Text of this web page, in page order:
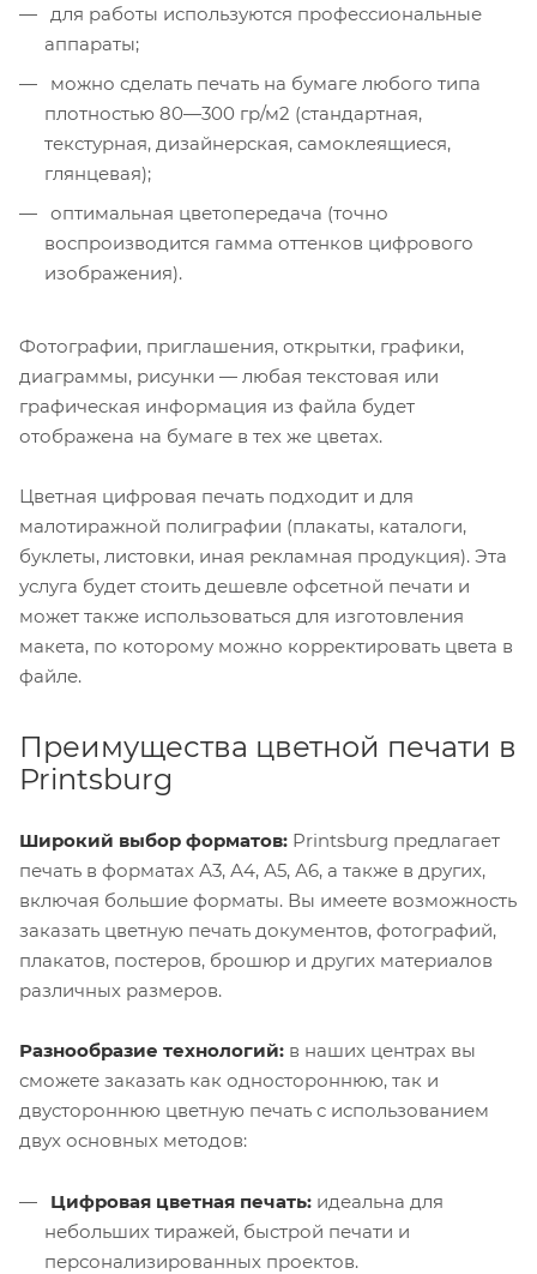
для работы используются профессиональные
аппараты;
можно сделать печать на бумаге любого типа
плотностью 80—300 гр/м2 (стандартная,
текстурная, дизайнерская, самоклеящиеся,
глянцевая);
оптимальная цветопередача (точно
воспроизводится гамма оттенков цифрового
изображения).
Фотографии, приглашения, открытки, графики,
диаграммы, рисунки — любая текстовая или
графическая информация из файла будет
отображена на бумаге в тех же цветах.
Цветная цифровая печать подходит и для
малотиражной полиграфии (плакаты, каталоги,
буклеты, листовки, иная рекламная продукция). Эта
услуга будет стоить дешевле офсетной печати и
может также использоваться для изготовления
макета, по которому можно корректировать цвета в
файле.
Преимущества цветной печати в
Printsburg
Широкий выбор форматов: Printsburg предлагает
печать в форматах А3, А4, А5, А6, а также в других,
включая большие форматы. Вы имеете возможность
заказать цветную печать документов, фотографий,
плакатов, постеров, брошюр и других материалов
различных размеров.
Разнообразие технологий: в наших центрах вы
сможете заказать как одностороннюю, так и
двустороннюю цветную печать с использованием
двух основных методов:
Цифровая цветная печать: идеальна для
небольших тиражей, быстрой печати и
персонализированных проектов.